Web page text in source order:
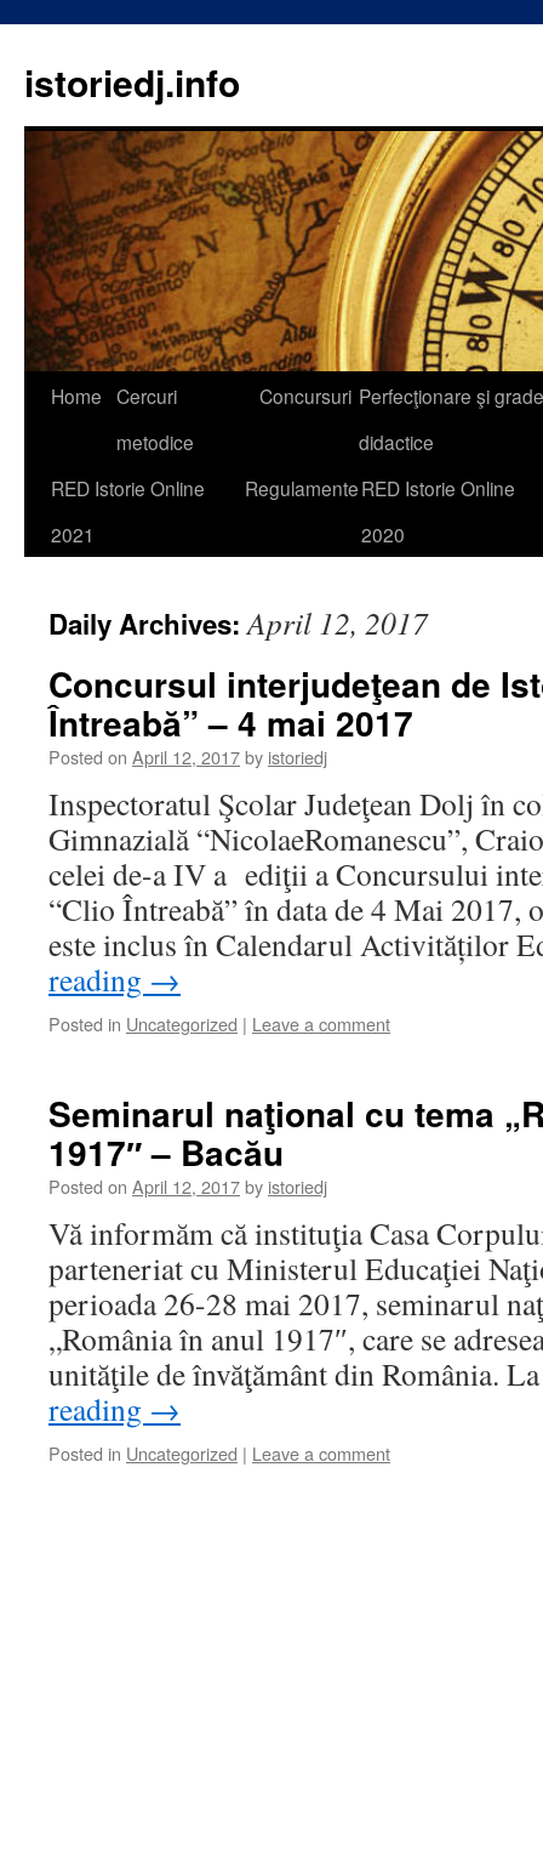
istoriedj.info
Skip
content
Home Cercuri
metodice
Concursuri Perfecţionare şi grade
didactice
RED Istorie Online
2021
RegulamenteRED Istorie Online
2020
Daily Archives:April 12, 2017
Concursul interjudeţean de
Întreabă” – 4 mai 2017
Posted on April 12, 2017by istoriedj
Inspectoratul Şcolar Judeţean Dolj în
Gimnazială “NicolaeRomanescu”,
celei de-a IV a ediţii a Concursului
“Clio Întreabă” în data de 4 Mai 2017,
este inclus în Calendarul Activităților
reading →
Posted in Uncategorized | Leave a comment
Seminarul naţional cu tema
1917″ – Bacău
Posted on April 12, 2017by istoriedj
Vă informăm că instituţia Casa
parteneriat cu Ministerul Educaţiei
perioada 26-28 mai 2017, seminarul
„România în anul 1917″, care se
unităţile de învăţământ din România.
reading →
Posted in Uncategorized | Leave a comment